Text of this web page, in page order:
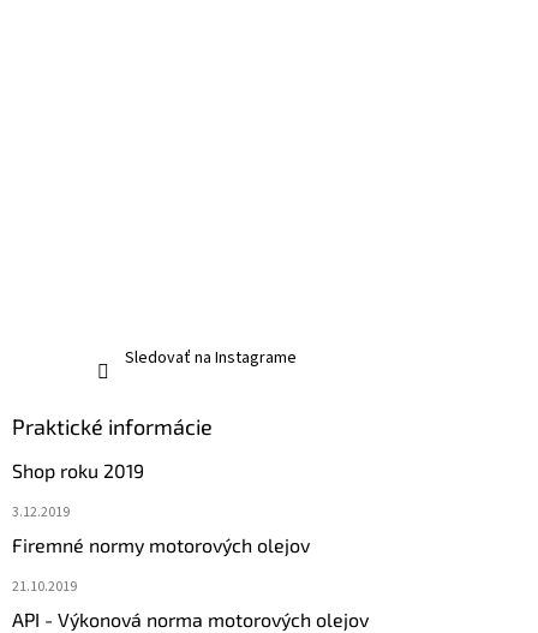
Sledovať na Instagrame
Praktické informácie
Shop roku 2019
3.12.2019
Firemné normy motorových olejov
21.10.2019
API - Výkonová norma motorových olejov